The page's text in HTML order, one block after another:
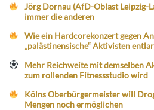
Jörg Dornau (AfD-Oblast
immer die anderen
Wie ein Hardcorekonzert gegen
„palästinensische“ Aktivisten
Mehr Reichweite mit demselben
zum rollenden Fitnessstudio wird
Kölns Oberbürgermeister will
Mengen noch ermöglichen